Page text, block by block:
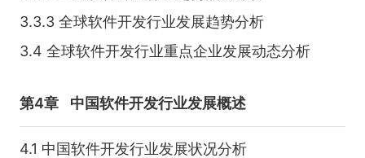
3.3.3 全球软件开发行业发展趋势分析
3.4 全球软件开发行业重点企业发展动态分析
第4章 中国软件开发行业发展概述
4.1 中国软件开发行业发展状况分析